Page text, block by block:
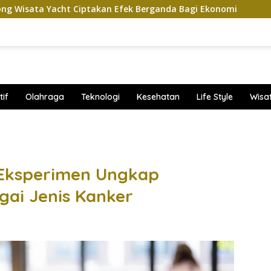
Efek Berganda Bagi Ekonomi Penampilan
Olahraga Teknologi Kesehatan Life Style
Ungkap
Jenis Kanker